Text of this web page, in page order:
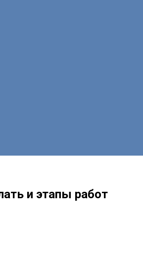
и этапы работ